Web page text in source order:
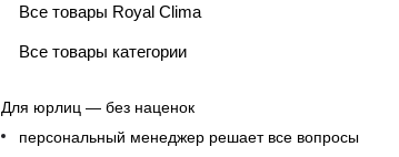
Все товары Royal Clima
Все товары категории
Для юрлиц — без наценок
персональный менеджер решает все вопросы